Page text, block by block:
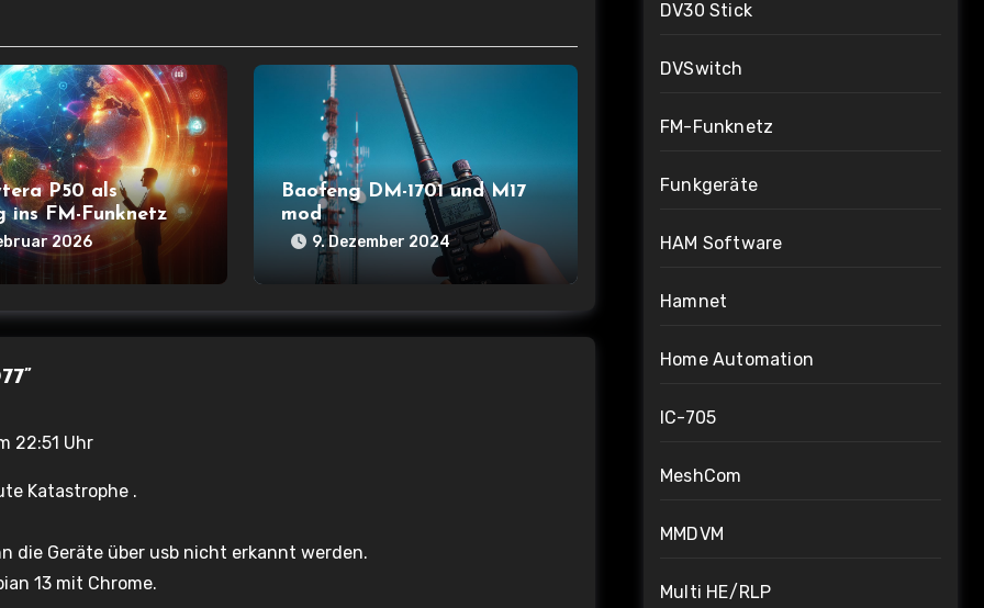
P50 als
ins FM-Funknetz
2026
Baofeng DM-1701 und M17
mod
9. Dezember 2024
22:51 Uhr
Katastrophe .
die Geräte über usb nicht erkannt werden.
13 mit Chrome.
DV30 Stick
DVSwitch
FM-Funknetz
Funkgeräte
HAM Software
Hamnet
Home Automation
IC-705
MeshCom
MMDVM
Multi HE/RLP